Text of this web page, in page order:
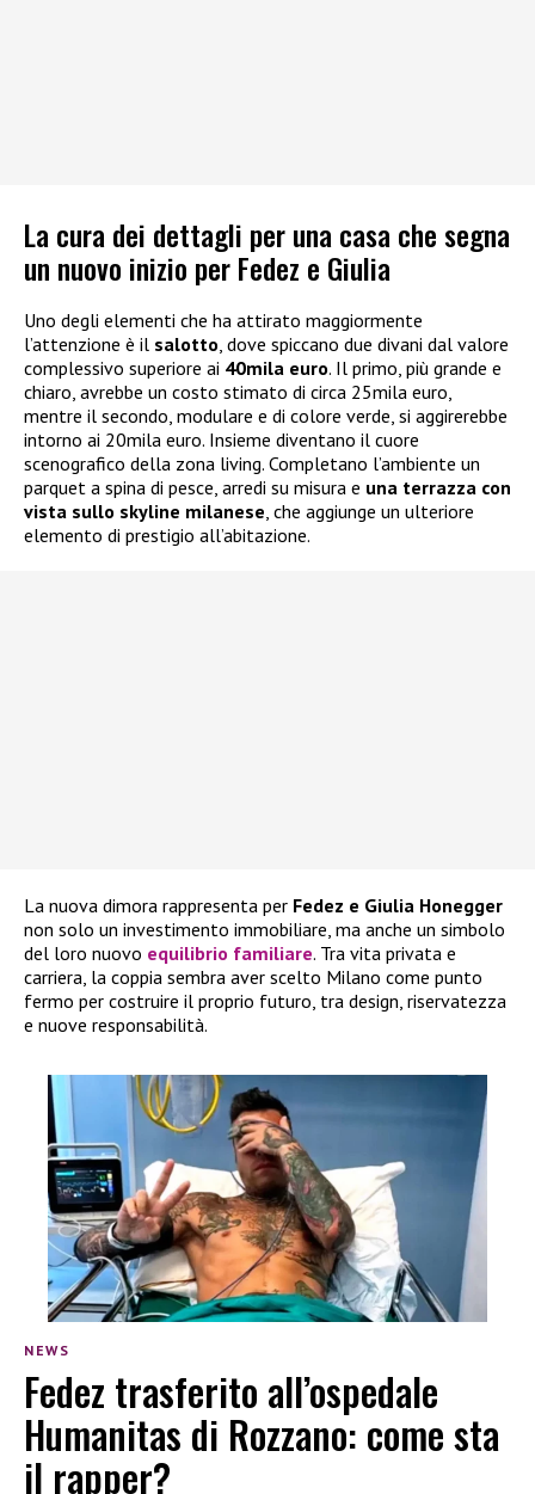
La cura dei dettagli per una casa che segna
un nuovo inizio per Fedez e Giulia
Uno degli elementi che ha attirato maggiormente
l’attenzione è il salotto , dove spiccano due divani dal valore
complessivo superiore ai 40mila euro. Il primo, più grande e
chiaro, avrebbe un costo stimato di circa 25mila euro,
mentre il secondo, modulare e di colore verde, si aggirerebbe
intorno ai 20mila euro. Insieme diventano il cuore
scenografico della zona living. Completano l’ambiente un
parquet a spina di pesce, arredi su misura e una terrazza con
vista sullo skyline milanese , che aggiunge un ulteriore
elemento di prestigio all’abitazione.
La nuova dimora rappresenta per Fedez e Giulia Honegger
non solo un investimento immobiliare, ma anche un simbolo
del loro nuovo equilibrio familiare. Tra vita privata e
carriera, la coppia sembra aver scelto Milano come punto
fermo per costruire il proprio futuro, tra design, riservatezza
e nuove responsabilità.
NEWS
Fedez trasferito all’ospedale
Humanitas di Rozzano: come sta
il rapper?